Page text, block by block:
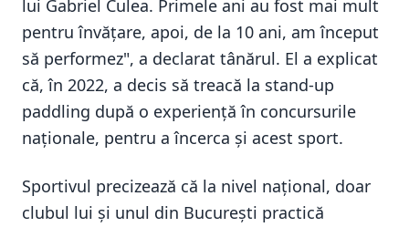
lui Gabriel Culea. Primele ani au fost mai mult
pentru învățare, apoi, de la 10 ani, am început
să performez", a declarat tânărul. El a explicat
că, în 2022, a decis să treacă la stand-up
paddling după o experiență în concursurile
naționale, pentru a încerca și acest sport.
Sportivul precizează că la nivel național, doar
clubul lui și unul din București practică